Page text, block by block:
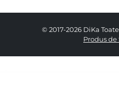
© 2017-2026 DiKa
Produs de